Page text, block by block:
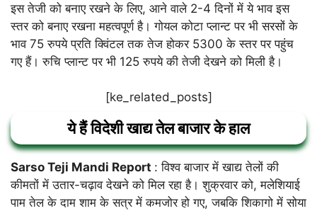
इस तेजी को बनाए रखने के लिए, आने वाले 2-4 दिनों में ये भाव इस
स्तर को बनाए रखना महत्वपूर्ण है। गोयल कोटा प्लान्ट पर भी सरसों के
भाव 75 रुपये प्रति क्विंटल तक तेज होकर 5300 के स्तर पर पहुंच
गए हैं। रुचि प्लान्ट पर भी 125 रुपये की तेजी देखने को मिली है।
[ke_related_posts]
ये हैं विदेशी खाद्य तेल बाजार के हाल
Sarso Teji Mandi Report : विश्व बाजार में खाद्य तेलों की
कीमतों में उतार-चढ़ाव देखने को मिल रहा है। शुक्रवार को, मलेशियाई
पाम तेल के दाम शाम के सत्र में कमजोर हो गए, जबकि शिकागो में सोया